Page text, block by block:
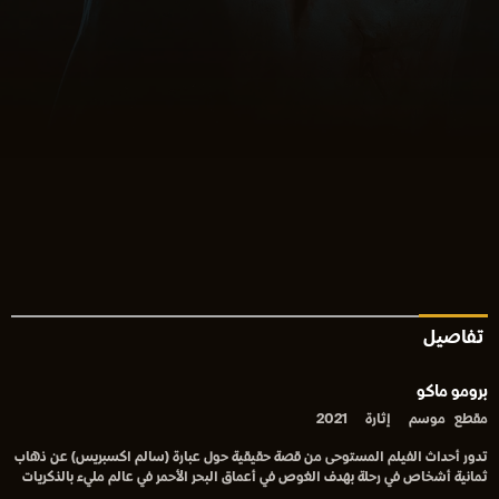
تفاصيل
برومو ماكو
مقطع موسم إثارة 2021
تدور أحداث الفيلم المستوحى من قصة حقيقية حول عبارة (سالم اكسبريس) عن ذهاب
ثمانية أشخاص في رحلة بهدف الغوص في أعماق البحر الأحمر في عالم مليء بالذكريات